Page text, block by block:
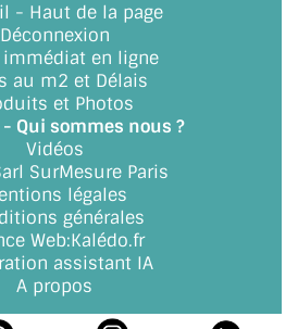
PROMOTIONS
INSPIRATIONS
- Haut de la page
Déconnexion
immédiat en ligne
au m2 et Délais
et Photos
Qui sommes nous ?
Vidéos
SurMesure Paris
légales
générales
Web:Kalédo.fr
assistant IA
A propos